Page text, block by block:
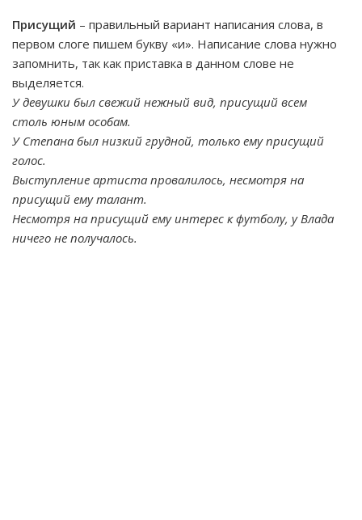
Присущий – правильный вариант написания слова, в
первом слоге пишем букву «и». Написание слова нужно
запомнить, так как приставка в данном слове не
выделяется.
У девушки был свежий нежный вид, присущий всем
столь юным особам.
У Степана был низкий грудной, только ему присущий
голос.
Выступление артиста провалилось, несмотря на
присущий ему талант.
Несмотря на присущий ему интерес к футболу, у Влада
ничего не получалось.